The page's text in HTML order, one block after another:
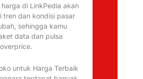
di LinkPedia akan
tren dan kondisi pasar
sehingga kamu
data dan pulsa
untuk Harga Terbaik